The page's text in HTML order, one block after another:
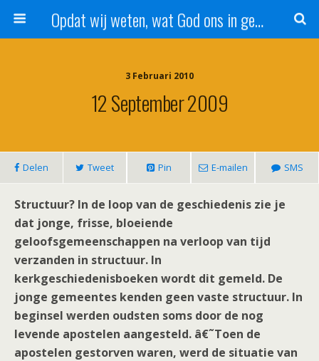
Opdat wij weten, wat God ons in genade schenkt!
3 Februari 2010
12 September 2009
Delen Tweet Pin E-mailen SMS
Structuur? In de loop van de geschiedenis zie je
dat jonge, frisse, bloeiende
geloofsgemeenschappen na verloop van tijd
verzanden in structuur. In
kerkgeschiedenisboeken wordt dit gemeld. De
jonge gemeentes kenden geen vaste structuur. In
beginsel werden oudsten soms door de nog
levende apostelen aangesteld. â€˜Toen de
apostelen gestorven waren, werd de situatie van